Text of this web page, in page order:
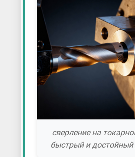
сверление на
быстрый и достойный